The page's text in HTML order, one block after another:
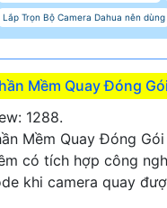
Lắp Trọn Bộ Camera Dahua nên dùng
Mềm Quay Đóng
1288.
Mềm Quay Đóng
có tích hợp công
khi camera quay